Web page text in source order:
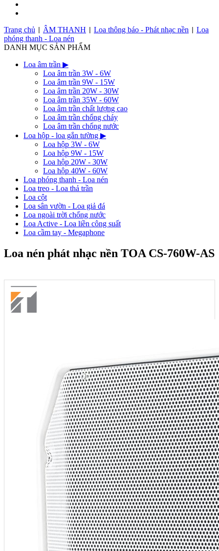
Trang chủ
ÂM THANH Loa thông báo - Phát nhạc nền
Loa
phóng thanh - Loa nén
DANH MỤC SẢN PHẨM
Loa âm trần ▶
Loa âm trần 3W - 6W
Loa âm trần 9W - 15W
Loa âm trần 20W - 30W
Loa âm trần 35W - 60W
Loa âm trần chất lượng cao
Loa âm trần chống cháy
Loa âm trần chống nước
Loa hộp - loa gắn tường ▶
Loa hộp 3W - 6W
Loa hộp 9W - 15W
Loa hộp 20W - 30W
Loa hộp 40W - 60W
Loa phóng thanh - Loa nén
Loa treo - Loa thả trần
Loa cột
Loa sân vườn - Loa giả đá
Loa ngoài trời chống nước
Loa Active - Loa liền công suất
Loa cầm tay - Megaphone
Loa nén phát nhạc nền TOA CS-760W-AS